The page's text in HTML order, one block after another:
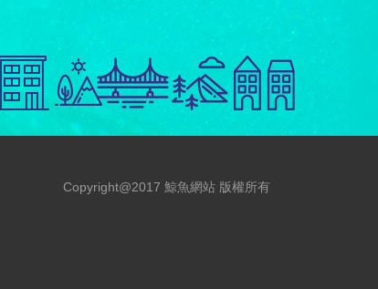
Copyright@2017 鯨魚網站 版權所有